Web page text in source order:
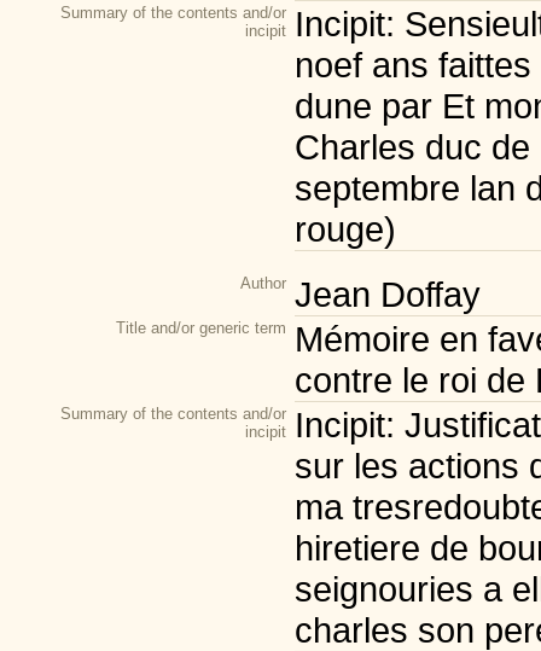
Summary of the contents and/or
incipit Incipit:
noef ans
dune par Et
Charles duc
septembre lan
rouge)
Author Jean Doffay
Title and/or generic term
Mémoire en
contre le roi de
Summary of the contents and/or
incipit Incipit:
sur les actions
ma
hiretiere de
seignouries a
charles son